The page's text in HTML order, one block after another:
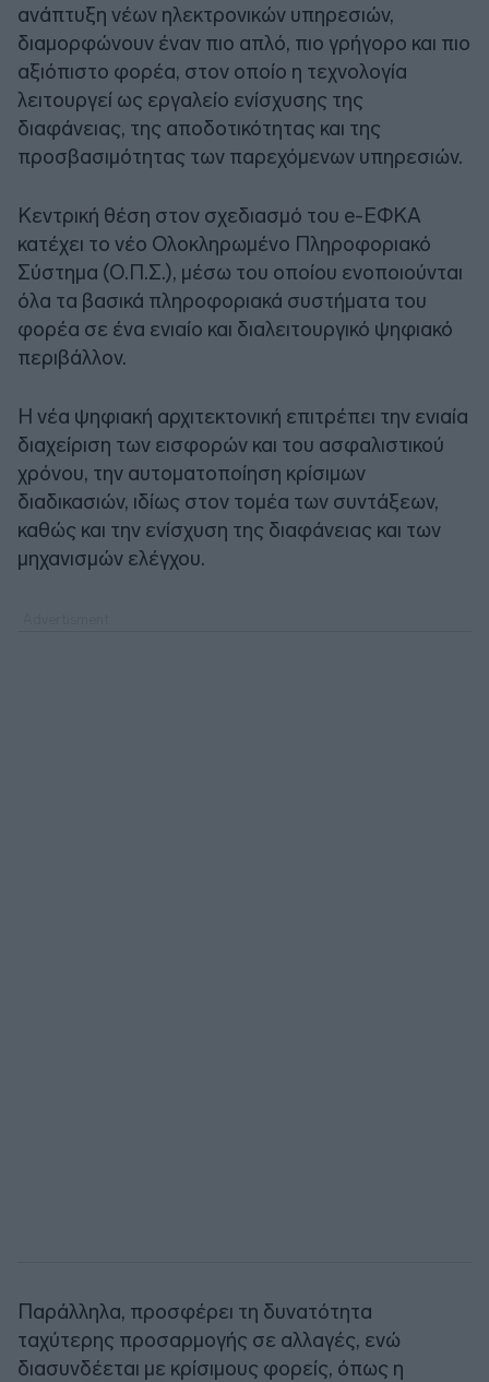
ανάπτυξη νέων ηλεκτρονικών υπηρεσιών,
διαμορφώνουν έναν πιο απλό, πιο γρήγορο και πιο
αξιόπιστο φορέα, στον οποίο η τεχνολογία
λειτουργεί ως εργαλείο ενίσχυσης της
διαφάνειας, της αποδοτικότητας και της
προσβασιμότητας των παρεχόμενων υπηρεσιών.
Κεντρική θέση στον σχεδιασμό του e-ΕΦΚΑ
κατέχει το νέο Ολοκληρωμένο Πληροφοριακό
Σύστημα (Ο.Π.Σ.), μέσω του οποίου ενοποιούνται
όλα τα βασικά πληροφοριακά συστήματα του
φορέα σε ένα ενιαίο και διαλειτουργικό ψηφιακό
περιβάλλον.
Η νέα ψηφιακή αρχιτεκτονική επιτρέπει την ενιαία
διαχείριση των εισφορών και του ασφαλιστικού
χρόνου, την αυτοματοποίηση κρίσιμων
διαδικασιών, ιδίως στον τομέα των συντάξεων,
καθώς και την ενίσχυση της διαφάνειας και των
μηχανισμών ελέγχου.
Παράλληλα, προσφέρει τη δυνατότητα
ταχύτερης προσαρμογής σε αλλαγές, ενώ
διασυνδέεται με κρίσιμους φορείς, όπως η